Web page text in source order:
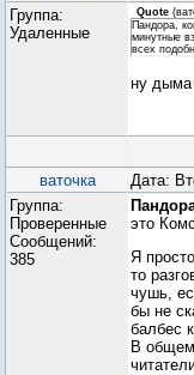
Группа:
Удаленные
Quote (
Пандора,
минутные
всех
ну дыма
ваточка Дата:
Группа:
Проверенные
Сообщений:
385
это
Я
то
чушь,
бы не
балбес
В